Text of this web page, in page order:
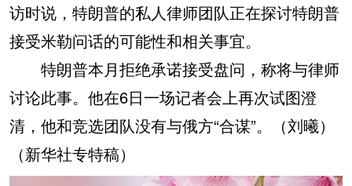
访时说，特朗普的私人律师团队正在探讨特朗普
接受米勒问话的可能性和相关事宜。
特朗普本月拒绝承诺接受盘问，称将与律师
讨论此事。他在6日一场记者会上再次试图澄
清，他和竞选团队没有与俄方“合谋”。（刘曦）
（新华社专特稿）